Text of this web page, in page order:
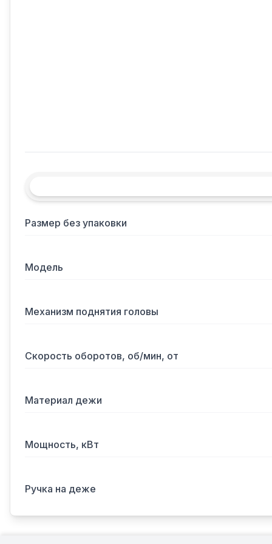
Размер без упаковки
Модель
Механизм поднятия головы
Скорость оборотов, об/мин, от
Материал дежи
Мощность, кВт
Ручка на деже